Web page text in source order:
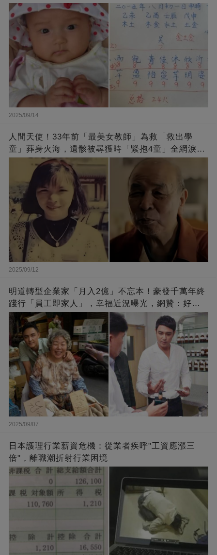
2025/09/14
人間天使！33年前「最美女教師」為救「救出學
童」葬身火海，遺骸被尋獲時「緊抱4童」全網淚
崩：真正的英雄不該被遺忘
2025/09/12
明道轉型企業家「月入2億」不忘本！豪發千萬年終
踐行「員工即家人」，幸福近況曝光，網贊：好老
闆的福報
2025/09/07
日本護理行業薪資危機：從業者疾呼"工資應漲三
倍"，離職潮折射行業困境